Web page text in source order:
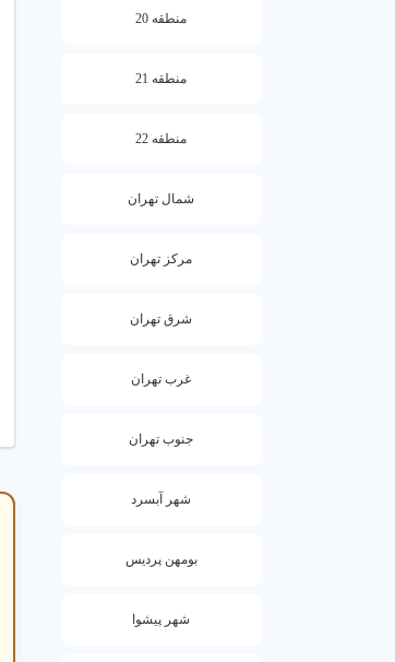
منطقه 20
منطقه 21
منطقه 22
شمال تهران
مرکز تهران
شرق تهران
غرب تهران
جنوب تهران
شهر آبسرد
بومهن پردیس
شهر پیشوا